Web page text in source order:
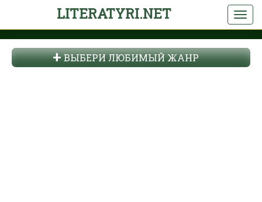
LITERATYRI.NET
ВЫБЕРИ ЛЮБИМЫЙ ЖАНР